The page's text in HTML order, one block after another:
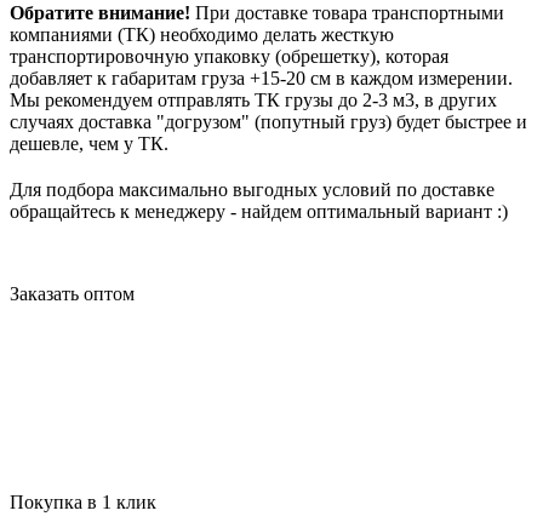
Обратите внимание! При доставке товара транспортными
компаниями (ТК) необходимо делать жесткую
транспортировочную упаковку (обрешетку), которая
добавляет к габаритам груза +15-20 см в каждом измерении.
Мы рекомендуем отправлять ТК грузы до 2-3 м3, в других
случаях доставка "догрузом" (попутный груз) будет быстрее и
дешевле, чем у ТК.
Для подбора максимально выгодных условий по доставке
обращайтесь к менеджеру - найдем оптимальный вариант :)
Заказать оптом
Покупка в 1 клик